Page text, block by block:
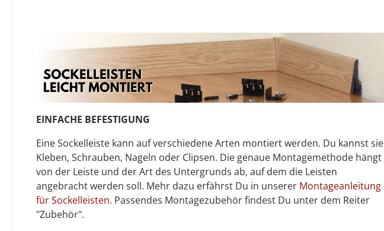
EINFACHE BEFESTIGUNG
Eine Sockelleiste kann auf verschiedene Arten montiert werden. Du kannst sie
Kleben, Schrauben, Nageln oder Clipsen. Die genaue Montagemethode hängt
von der Leiste und der Art des Untergrunds ab, auf dem die Leisten
angebracht werden soll. Mehr dazu erfährst Du in unserer Montageanleitung
für Sockelleisten. Passendes Montagezubehör findest Du unter dem Reiter
"Zubehör".